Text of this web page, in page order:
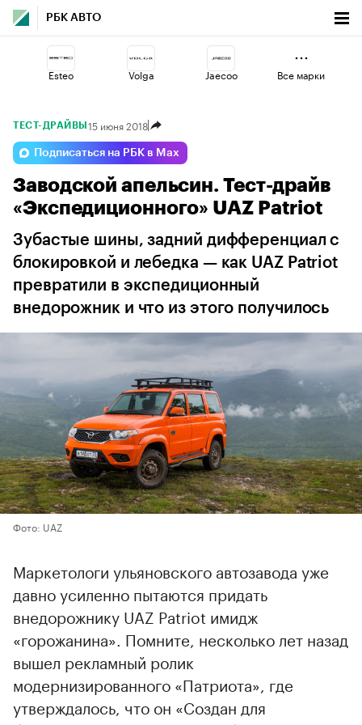
РБК АВТО
Esteo Volga Jaecoo
Voyah Changan
Haval Lada Geely
Все марки
ТЕСТ-ДРАЙВЫ 15 июня 2018
Подписаться на РБК в Max
Заводской апельсин. Тест-драйв
«Экспедиционного» UAZ Patriot
Зубастые шины, задний дифференциал с
блокировкой и лебедка — как UAZ Patriot
превратили в экспедиционный
внедорожник и что из этого получилось
Фото: UAZ
Маркетологи ульяновского автозавода уже
давно усиленно пытаются придать
внедорожнику UAZ Patriot имидж
«горожанина». Помните, несколько лет назад
вышел рекламный ролик
модернизированного «Патриота», где
утверждалось, что он «Создан для